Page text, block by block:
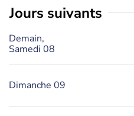
jours suivants
Demain,
Samedi 08
Dimanche 09